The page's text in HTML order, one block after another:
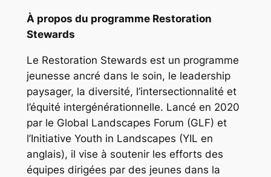
À propos du programme Restoration
Stewards
Le Restoration Stewards est un programme
jeunesse ancré dans le soin, le leadership
paysager, la diversité, l’intersectionnalité et
l’équité intergénérationnelle. Lancé en 2020
par le Global Landscapes Forum (GLF) et
l’Initiative Youth in Landscapes (YIL en
anglais), il vise à soutenir les efforts des
équipes dirigées par des jeunes dans la